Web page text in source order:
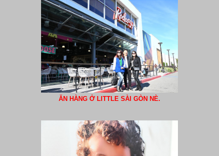
ĂN HÀNG Ở LITTLE SÀI GÒN NÈ.